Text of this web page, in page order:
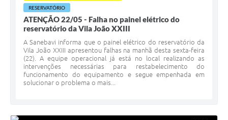
RESERVATÓRIO
ATENÇÃO 22/05 - Falha no painel elétrico do
reservatório da Vila João XXIII
A Sanebavi informa que o painel elétrico do reservatório da
Vila João XXIII apresentou falhas na manhã desta sexta-feira
(22). A equipe operacional já está no local realizando as
intervenções necessárias para restabelecimento do
funcionamento do equipamento e segue empenhada em
solucionar o problema o mais...